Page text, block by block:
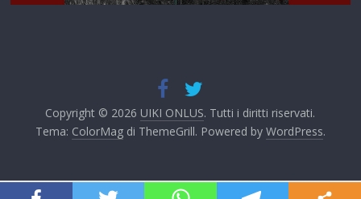
Copyright © 2026 UIKI ONLUS. Tutti i diritti riservati.
Tema: ColorMagdi ThemeGrill. Powered by WordPress.